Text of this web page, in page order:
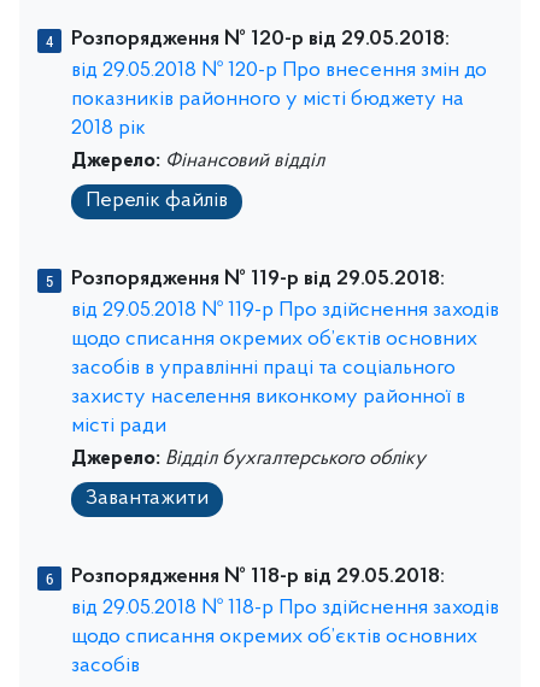
Розпорядження № 120-р від 29.05.2018:
від 29.05.2018 № 120-р Про внесення змін до
показників районного у місті бюджету на
2018 рік
Джерело: Фінансовий відділ
Перелік файлів
Розпорядження № 119-р від 29.05.2018:
від 29.05.2018 № 119-р Про здійснення заходів
щодо списання окремих об’єктів основних
засобів в управлінні праці та соціального
захисту населення виконкому районної в
місті ради
Джерело: Відділ бухгалтерського обліку
Завантажити
Розпорядження № 118-р від 29.05.2018:
від 29.05.2018 № 118-р Про здійснення заходів
щодо списання окремих об’єктів основних
засобів